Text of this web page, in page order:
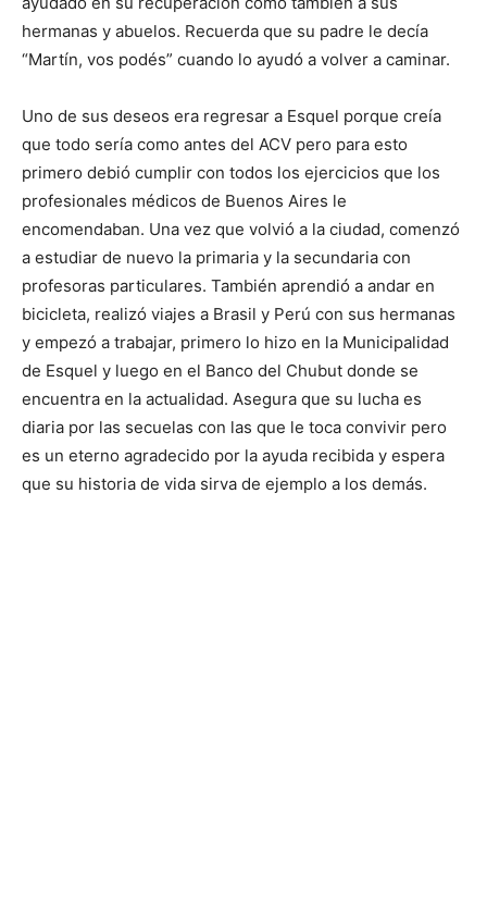
hermanas y abuelos. Recuerda que su padre le decía
“Martín, vos podés” cuando lo ayudó a volver a caminar.
Uno de sus deseos era regresar a Esquel porque creía
que todo sería como antes del ACV pero para esto
primero debió cumplir con todos los ejercicios que los
profesionales médicos de Buenos Aires le
encomendaban. Una vez que volvió a la ciudad, comenzó
a estudiar de nuevo la primaria y la secundaria con
profesoras particulares. También aprendió a andar en
bicicleta, realizó viajes a Brasil y Perú con sus hermanas
y empezó a trabajar, primero lo hizo en la Municipalidad
de Esquel y luego en el Banco del Chubut donde se
encuentra en la actualidad. Asegura que su lucha es
diaria por las secuelas con las que le toca convivir pero
es un eterno agradecido por la ayuda recibida y espera
que su historia de vida sirva de ejemplo a los demás.